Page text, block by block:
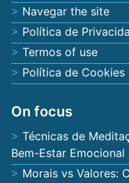
Navegar the site
Política de
Termos of use
Política de Cookies
On focus
Técnicas de
Bem-Estar Emocional
Morais vs Valores: